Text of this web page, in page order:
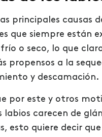
principales causas
que siempre están
o seco, lo que
propensos a la
y descamación.
por este y otros
labios carecen de
esto quiere decir